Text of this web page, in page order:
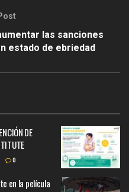
las sanciones
estado de ebriedad
DE
0
en la película